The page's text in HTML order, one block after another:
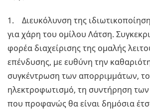
1. Διευκόλυνση της
για χάρη του ομίλου Λάτση.
φορέα διαχείρισης της ομαλής
επένδυσης, με ευθύνη την
συγκέντρωση των απορριμμάτων,
ηλεκτροφωτισμό, τη συντήρηση
που προφανώς θα είναι δημόσια